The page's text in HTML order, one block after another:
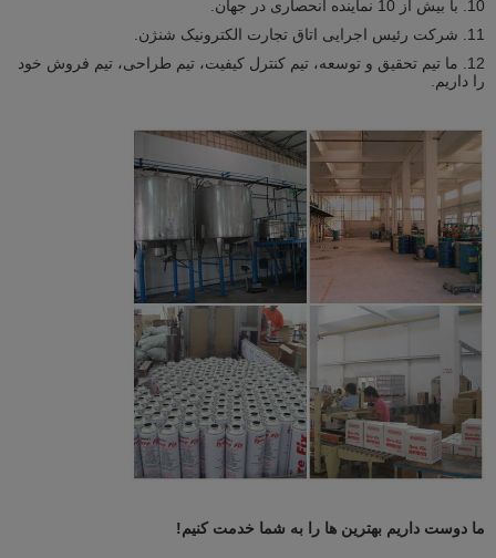
10. با بیش از 10 نماینده انحصاری در جهان.
11. شرکت رئیس اجرایی اتاق تجارت الکترونیک شنژن.
12. ما تیم تحقیق و توسعه، تیم کنترل کیفیت، تیم طراحی، تیم فروش خود
را داریم.
ما دوست داریم بهترین ها را به شما خدمت کنیم!